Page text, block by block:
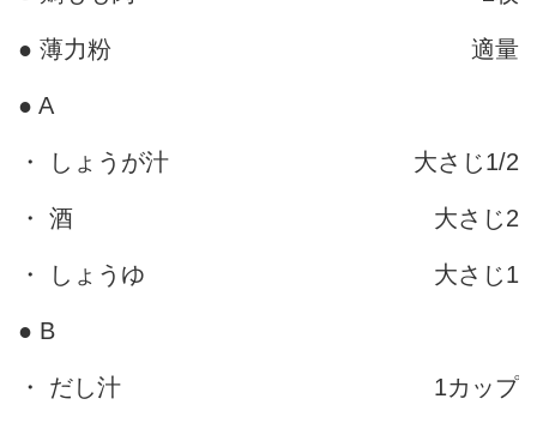
● 薄力粉 適量
● A
・ しょうが汁 大さじ1/2
・ 酒 大さじ2
・ しょうゆ 大さじ1
● B
・ だし汁 1カップ